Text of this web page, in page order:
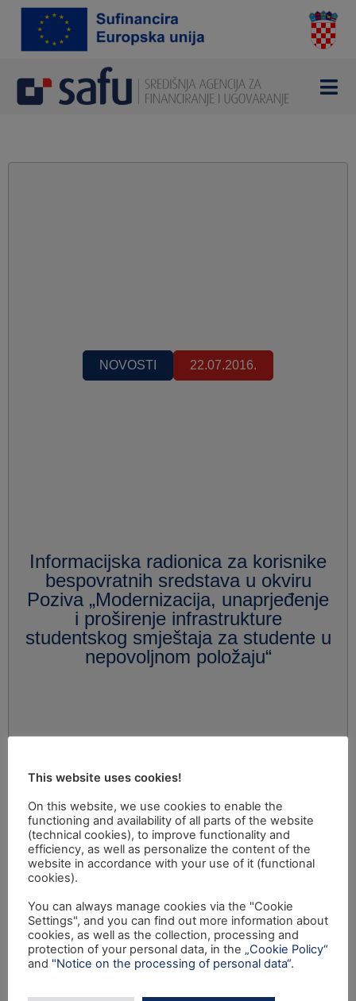
NOVOSTI 22.07.2016.
Informacijska radionica za korisnike
bespovratnih sredstava u okviru
Poziva „Modernizacija, unaprjeđenje
i proširenje infrastrukture
studentskog smještaja za studente u
nepovoljnom položaju“
This website uses cookies!
On this website, we use cookies to enable the
functioning and availability of all parts of the website
(technical cookies), to improve functionality and
efficiency, as well as personalize the content of the
website in accordance with your use of it (functional
cookies).
You can always manage cookies via the "Cookie
Settings", and you can find out more information about
cookies, as well as the collection, processing and
protection of your personal data, in the „Cookie Policy“
and "Notice on the processing of personal data“.